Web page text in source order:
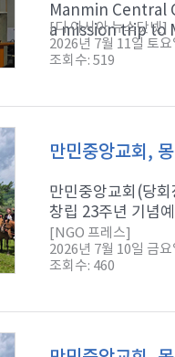
Manmin Central
a mission trip to
[디 아시아 뉴스닷넷]
2026년 7월 11일 토요
조회수: 519
만민중앙교회,
만민중앙교회(당
창립 23주년 기념
[NGO 프레스]
2026년 7월 10일 금요
조회수: 460